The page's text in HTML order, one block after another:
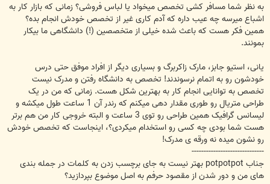
به نظر شما مسافر کشی تخصص میخواد یا لباس فروشی؟ زمانی که بازار کار به
اشباع میرسه چه عیب داره که آدم کاری غیر از تخصص خودش انجام بده؟
همین فکر هست که باعث شده خیلی از متخصصین (!) دانشگاهی ما بیکار
بمونند.
یانی، استیو جابز، مارک زاکربرگ و بسیاری دیگر از افراد موفق حتی درس
خودشون رو به اتمام نرسوندند! تخصص به دانشگاه رفتن و مدرک نیست
تخصص به توانایی انجام کار به بهترین شکل هست. زمانی که من در یک
طراحی متریال رو طوری مقدار دهی میکنم که رندر آن 1 ساعت طول میکشه و
لیسانس گرافیک همین طراحی رو توی 3 ساعت و البته خروجی کار من هم برتر
هست شما بودی چه کسی رو استخدام میکردی؟، اینجاست که تخصص خودش
رو نشون میده نه ورقه ی مدرک!
------------------------------
جناب potpotpot بهتر نیست به جای برچسب زدن به کلمات در جمله بندی
های من و دور شدن از مقصود حرفم به اصل موضوع بپردازید؟